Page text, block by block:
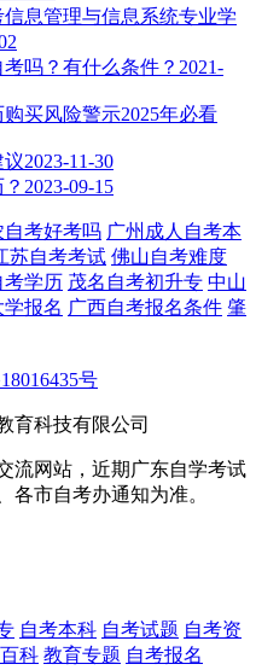
信息管理与信息系统专业学
吗？有什么条件？ 2021-
买风险警示2025年必看
议2023-11-30
2023-09-15
自考好考吗 广州成人自考本
苏自考考试 佛山自考难度
考学历 茂名自考初升专 中山
报名 广西自考报名条件 肇
号
育科技有限公司
流网站，近期广东自学考试
各市自考办通知为准。
自考本科 自考试题 自考资
科 教育专题 自考报名